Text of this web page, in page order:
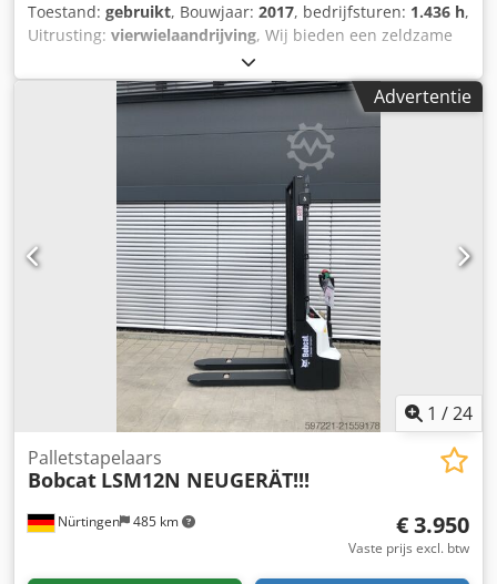
Toestand: gebruikt, Bouwjaar: 2017, bedrijfsturen: 1.436 h,
Uitrusting: vierwielaandrijving, Wij bieden een zeldzame
E85 aan, deze is niet eerder verhuurd en komt uit een
klein bouwbedrijf. De machine is voorzien van
airconditioning. * VERSTELLAUSLEGER met KLEM/GRIJPARM
* Hydraulische graafbak, optioneel leverbaar, op voorraad
tegen een redelijke meerprijs * Afkomstig uit een klein
bouwbedrijf * Duitse uitvoering * Slechts 1350
bedrijfsuren * Rubberen rupsbanden * Grote inspectie in
2025 bij BOBCAT * 44 kW dieselmotor, fabrikant Yanmar *
Leidingwerk voor extra aanbouwgereedschap Dksdpfozr
Avvex Akisr * Snelwisselsysteem * Extra werklampen *
Zeer goed onderhouden staat ----Wij zijn een erkende
werkplaats voor auto's en bouwmachines. Wij bieden een
vrijblijvende machineofferte, financiering, inruil en lease-
aankoop van voertuigen van alle soorten aan.----
Advertentie
1 /24
Nürtingen 485 km
Palletstapelaars
Bobcat LSM12N NEUGERÄT!!!
€ 3.950
Vaste prijs excl. btw